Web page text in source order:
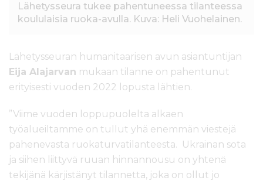
Lähetysseura tukee pahentuneessa tilanteessa
koululaisia ruoka-avulla. Kuva: Heli Vuohelainen.
Lähetysseuran humanitaarisen avun asiantuntijan
Eija Alajarvan mukaan tilanne on pahentunut
erityisesti vuoden 2022 lopusta lähtien.
”Viime vuoden loppupuolelta alkaen
työalueiltamme on tullut yhä enemmän viestejä
pahenevasta ruokaturvatilanteesta. Ukrainan sota
ja siihen liittyvä ruuan hinnannousu on yhtenä
tekijänä kärjistänyt tilannetta, joka on ollut jo